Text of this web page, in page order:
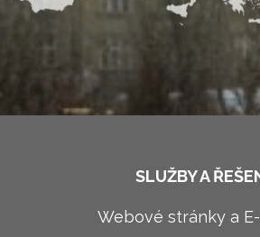
SLUŽBY A
Webové stránky a